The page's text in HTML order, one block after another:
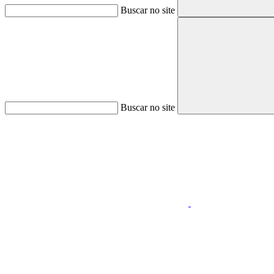
Buscar no site
Buscar no site